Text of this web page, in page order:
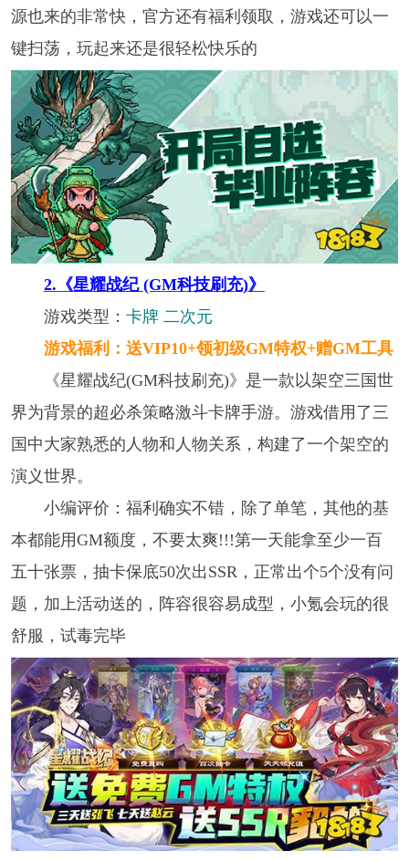
源也来的非常快，官方还有福利领取，游戏还可以一
键扫荡，玩起来还是很轻松快乐的
2.《星耀战纪 (GM科技刷充)》
游戏类型： 卡牌 二次元
游戏福利：送VIP10+领初级GM特权+赠GM工具
《星耀战纪(GM科技刷充)》是一款以架空三国世
界为背景的超必杀策略激斗卡牌手游。游戏借用了三
国中大家熟悉的人物和人物关系，构建了一个架空的
演义世界。
小编评价：福利确实不错，除了单笔，其他的基
本都能用GM额度，不要太爽!!!第一天能拿至少一百
五十张票，抽卡保底50次出SSR，正常出个5个没有问
题，加上活动送的，阵容很容易成型，小氪会玩的很
舒服，试毒完毕